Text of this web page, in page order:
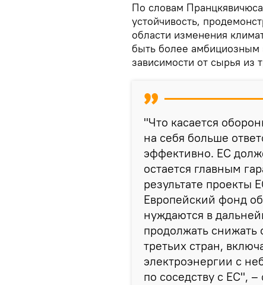
По словам
устойчивость,
области изменения
быть более амбициозным
зависимости от сырья из
"Что касается
на себя больше
эффективно. ЕС
остается главным
результате проекты
Европейский фонд
нуждаются в
продолжать снижать
третьих стран,
электроэнергии с
по соседству с ЕС", –